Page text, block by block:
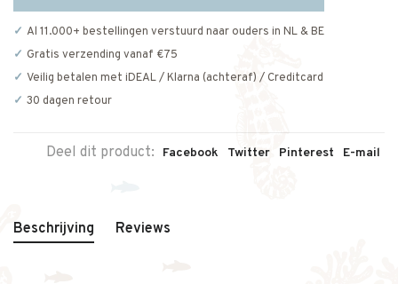
Al 11.000+ bestellingen verstuurd naar ouders in NL & BE
Gratis verzending vanaf €75
Veilig betalen met iDEAL / Klarna (achteraf) / Creditcard
30 dagen retour
Deel dit product: Facebook Twitter Pinterest E-mail
Beschrijving Reviews